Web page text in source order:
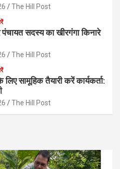
The Hill Post
पंचायत सदस्य का खीरगंगा किनारे
The Hill Post
लिए सामूहिक तैयारी करें कार्यकर्ता:
The Hill Post